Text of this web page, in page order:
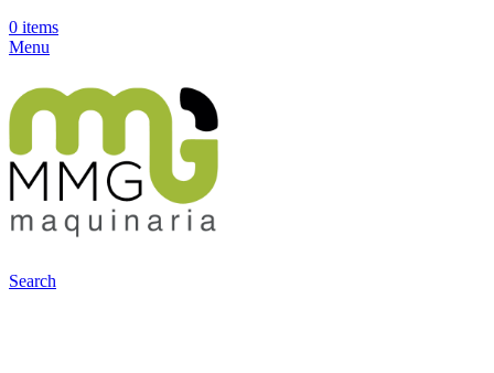
0 items
Menu
Search